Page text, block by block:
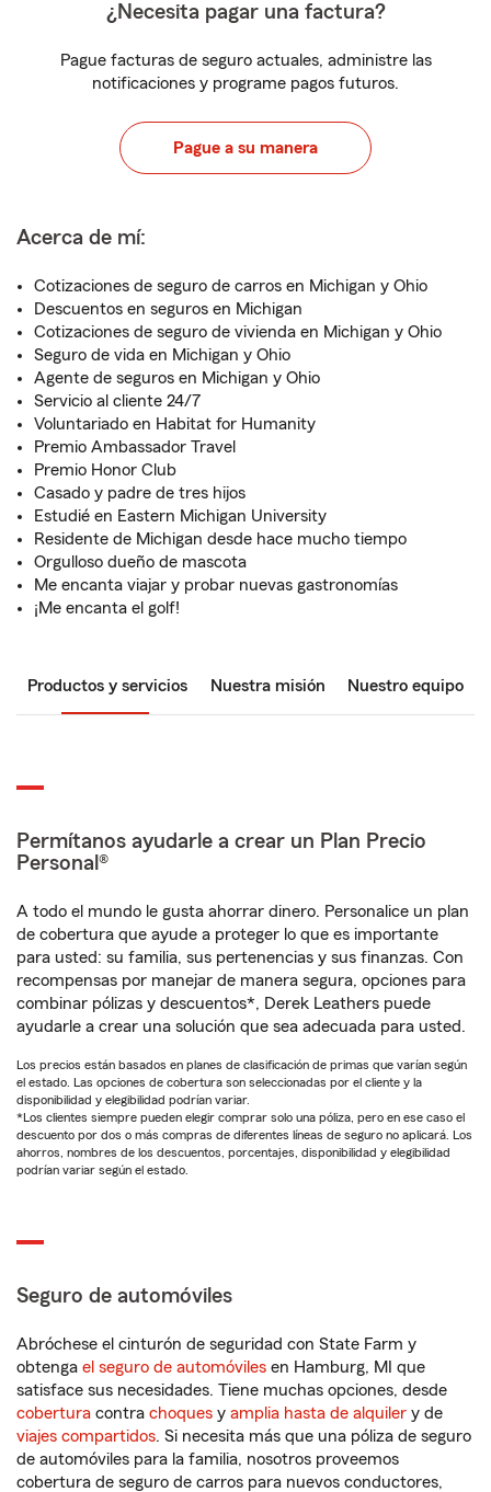
¿Necesita pagar una factura?
Pague facturas de seguro actuales, administre las
notificaciones y programe pagos futuros.
Pague a su manera
Acerca de mí:
Cotizaciones de seguro de carros en Michigan y Ohio
Descuentos en seguros en Michigan
Cotizaciones de seguro de vivienda en Michigan y Ohio
Seguro de vida en Michigan y Ohio
Agente de seguros en Michigan y Ohio
Servicio al cliente 24/7
Voluntariado en Habitat for Humanity
Premio Ambassador Travel
Premio Honor Club
Casado y padre de tres hijos
Estudié en Eastern Michigan University
Residente de Michigan desde hace mucho tiempo
Orgulloso dueño de mascota
Me encanta viajar y probar nuevas gastronomías
¡Me encanta el golf!
Productos y servicios Nuestra misión Nuestro equipo
Permítanos ayudarle a crear un Plan Precio
Personal®
A todo el mundo le gusta ahorrar dinero. Personalice un plan
de cobertura que ayude a proteger lo que es importante
para usted: su familia, sus pertenencias y sus finanzas. Con
recompensas por manejar de manera segura, opciones para
combinar pólizas y descuentos*, Derek Leathers puede
ayudarle a crear una solución que sea adecuada para usted.
Los precios están basados en planes de clasificación de primas que varían según
el estado. Las opciones de cobertura son seleccionadas por el cliente y la
disponibilidad y elegibilidad podrían variar.
*Los clientes siempre pueden elegir comprar solo una póliza, pero en ese caso el
descuento por dos o más compras de diferentes líneas de seguro no aplicará. Los
ahorros, nombres de los descuentos, porcentajes, disponibilidad y elegibilidad
podrían variar según el estado.
Seguro de automóviles
Abróchese el cinturón de seguridad con State Farm y
obtenga el seguro de automóviles en Hamburg, MI que
satisface sus necesidades. Tiene muchas opciones, desde
cobertura contra choques y amplia hasta de alquiler y de
viajes compartidos. Si necesita más que una póliza de seguro
de automóviles para la familia, nosotros proveemos
cobertura de seguro de carros para nuevos conductores,